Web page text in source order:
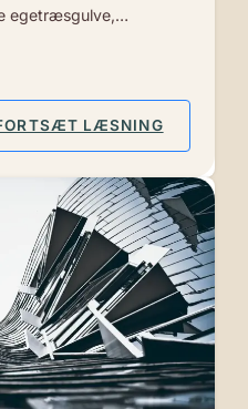
egetræsgulve,…
LÆSNING: